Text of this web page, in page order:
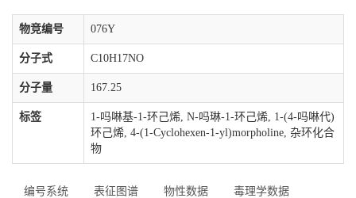
物竞编号 076Y
分子式 C10H17NO
分子量 167.25
标签
1-吗啉基-1-环己烯, N-吗琳-1-环己烯, 1-(4-吗啉代)
环己烯, 4-(1-Cyclohexen-1-yl)morpholine, 杂环化合
物
编号系统 表征图谱 物性数据
毒理学数据